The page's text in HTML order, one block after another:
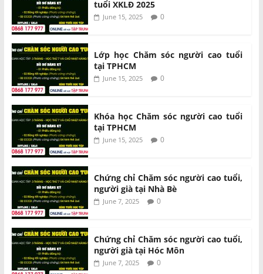
tuổi XKLĐ 2025
June 15, 2025 0
Lớp học Chăm sóc người cao tuổi
tại TPHCM
June 15, 2025 0
Khóa học Chăm sóc người cao tuổi
tại TPHCM
June 15, 2025 0
Chứng chỉ Chăm sóc người cao tuổi,
người già tại Nhà Bè
June 7, 2025 0
Chứng chỉ Chăm sóc người cao tuổi,
người già tại Hóc Môn
June 7, 2025 0